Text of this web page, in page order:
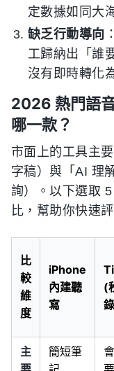
定數據如同大
缺乏行動導向
工歸納出「誰
沒有即時轉化
2026 熱門語
哪一款？
市面上的工具主
字稿）與「AI 理
詢）。以下選取
比，幫助你快速評
比
較
維
度
iPhone
內建聽
寫
(
主
簡短筆